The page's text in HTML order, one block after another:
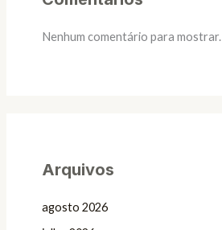
Nenhum comentário para mostrar.
Arquivos
agosto 2026